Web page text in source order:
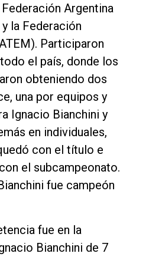
Argentina
la Federación
Participaron
el país, donde los
obteniendo dos
una por equipos y
Ignacio Bianchini y
en individuales,
con el título e
el subcampeonato.
fue campeón
fue en la
Bianchini de 7